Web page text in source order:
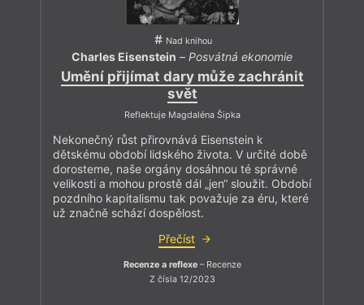
Nad knihou
Charles Eisenstein – Posvátná ekonomie
Umění přijímat dary může zachránit
svět
Reflektuje Magdaléna Šipka
Nekonečný růst přirovnává Eisenstein k
dětskému období lidského života. V určité době
dorosteme, naše orgány dosáhnou té správné
velikosti a mohou prostě dál „jen“ sloužit. Období
pozdního kapitalismu tak považuje za éru, které
už značně schází dospělost.
Přečíst
Recenze a reflexe– Recenze
Z čísla 12/2023